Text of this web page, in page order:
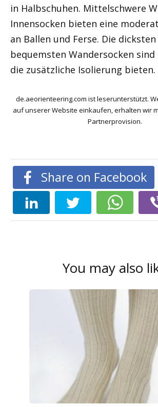
in Halbschuhen. Mittelschwere
Innensocken bieten eine
an Ballen und Ferse. Die
bequemsten Wandersocken
die zusätzliche Isolierung bieten.
de.aeorienteering.com ist leserunterstützt.
auf unserer Website einkaufen, erhalten wir
Partnerprovision.
Share on Facebook
You may also